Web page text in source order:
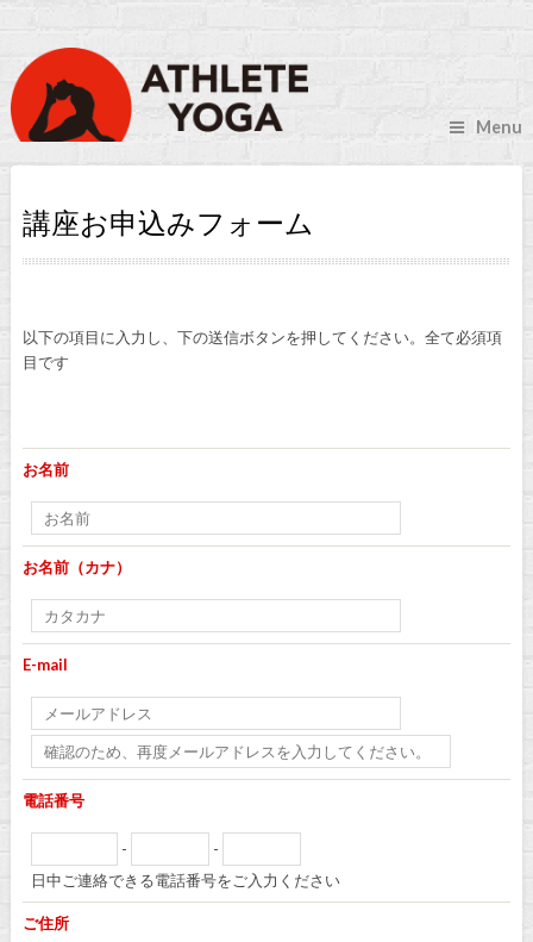
Menu
講座お申込みフォーム
以下の項目に入力し、下の送信ボタンを押してください。全て必須項
目です
お名前
お名前（カナ）
E-mail
電話番号
-
-
日中ご連絡できる電話番号をご入力ください
ご住所